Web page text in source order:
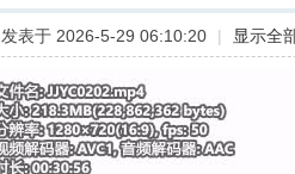
发表于 2026-5-29 06:10:20 显示全